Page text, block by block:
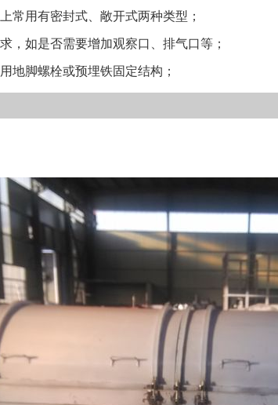
用有密封式、敞开式两种类型；
如是否需要增加观察口、排气口等；
脚螺栓或预埋铁固定结构；